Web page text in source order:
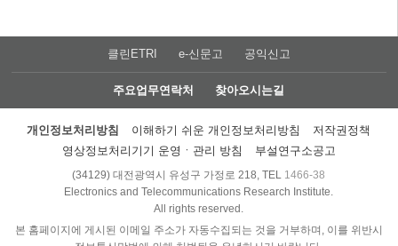
클린ETRI e-신문고 공익신고
주요업무연락처 찾아오시는길
개인정보처리방침 이해하기 쉬운 개인정보처리방침
저작권정책
영상정보처리기기 운영ㆍ관리 방침
부설연구소공고
(34129) 대전광역시 유성구 가정로 218, TEL 1466-38
Electronics and Telecommunications Research Institute.
All rights reserved.
본 홈페이지에 게시된 이메일 주소가 자동수집되는 것을 거부하며, 이를 위반시